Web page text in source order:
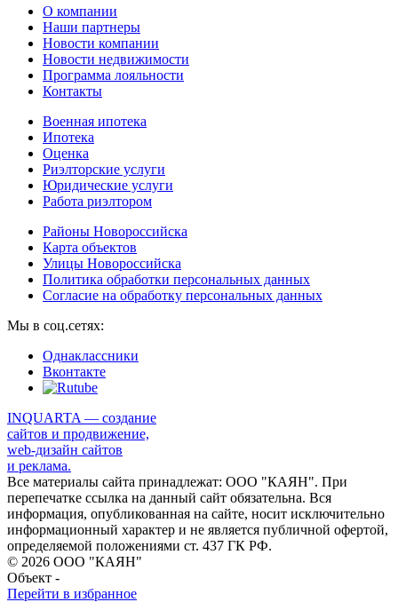
О компании
Наши партнеры
Новости компании
Новости недвижимости
Программа лояльности
Контакты
Военная ипотека
Ипотека
Оценка
Риэлторские услуги
Юридические услуги
Работа риэлтором
Районы Новороссийска
Карта объектов
Улицы Новороссийска
Политика обработки персональных данных
Согласие на обработку персональных данных
Мы в соц.сетях:
Однаклассники
Вконтакте
INQUARTA — создание
сайтов и продвижение,
web-дизайн сайтов
и реклама.
Все материалы сайта принадлежат: ООО "КАЯН". При
перепечатке ссылка на данный сайт обязательна. Вся
информация, опубликованная на сайте, носит исключительно
информационный характер и не является публичной офертой,
определяемой положениями ст. 437 ГК РФ.
© 2026 ООО "КАЯН"
Объект -
Перейти в избранное